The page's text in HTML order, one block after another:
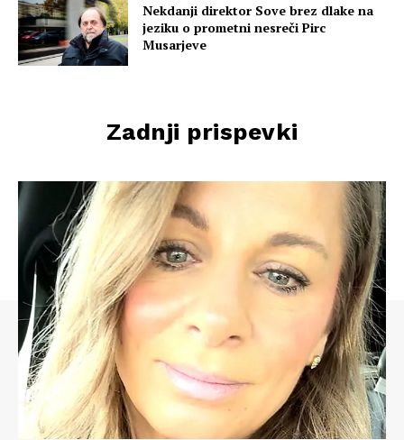
Nekdanji direktor Sove brez dlake na
jeziku o prometni nesreči Pirc
Musarjeve
Zadnji prispevki